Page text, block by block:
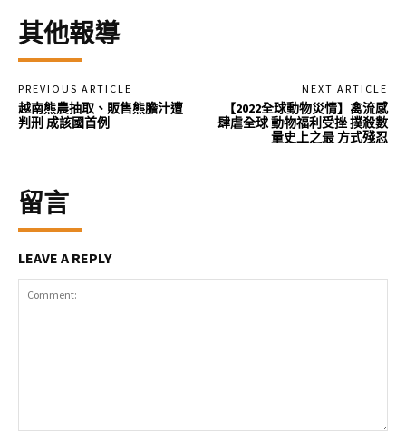
其他報導
PREVIOUS ARTICLE
越南熊農抽取、販售熊膽汁遭
判刑 成該國首例
NEXT ARTICLE
【2022全球動物災情】禽流感
肆虐全球 動物福利受挫 撲殺數
量史上之最 方式殘忍
留言
LEAVE A REPLY